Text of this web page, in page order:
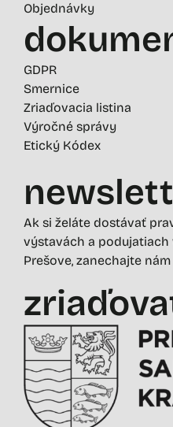
Objednávky
GDPR
Smernice
Zriaďovacia listina
Výročné správy
Etický Kódex
Ak si želáte dostávať
výstavách a podujatiach
Prešove, zanechajte